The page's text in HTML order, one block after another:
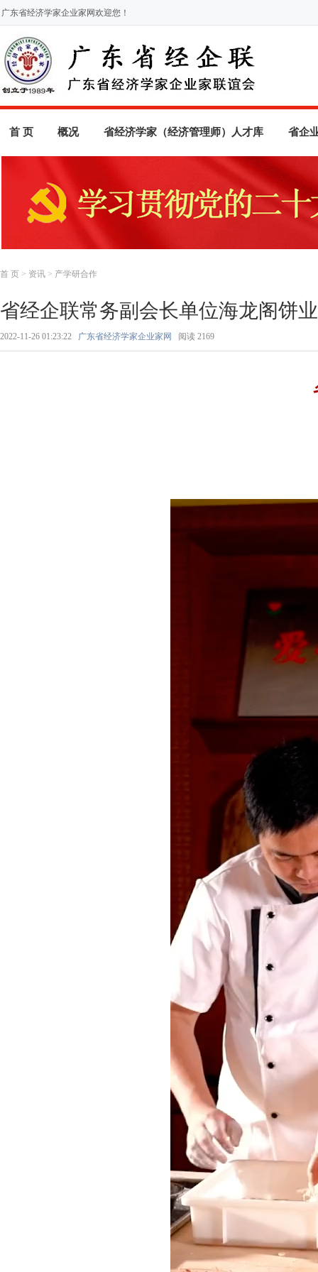
广东省经济学家企业家网欢迎您！
首 页 概况 省经济学家（经济管理师）人才库 省企
首 页 > 资讯 > 产学研合作
省经企联常务副会长单位海龙阁饼
2022-11-26 01:23:22 广东省经济学家企业家网 阅读 2169